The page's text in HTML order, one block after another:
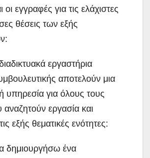
οι εγγραφές για τις ελάχιστες
θέσεις των εξής
εργαστήρια
αποτελούν μια
υπηρεσία για όλους τους
αναζητούν εργασία και
εξής θεματικές ενότητες:
δημιουργήσω ένα